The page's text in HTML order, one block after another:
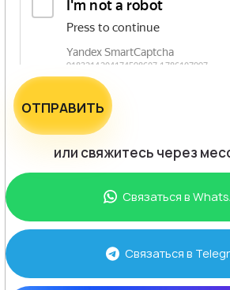
ОТПРАВИТЬ
или свяжитесь через
Связаться в
Связаться в